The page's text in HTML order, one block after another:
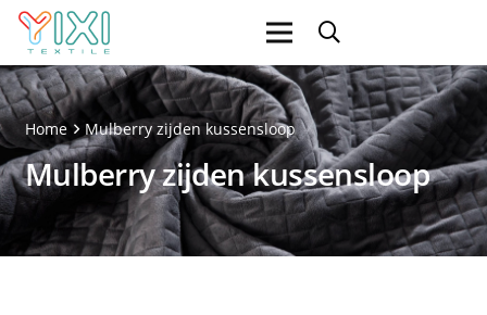
Home Mulberry zijden kussensloop
Mulberry zijden kussensloop